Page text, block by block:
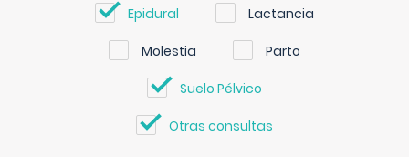
Epidural Lactancia
Molestia Parto
Suelo Pélvico
Otras consultas